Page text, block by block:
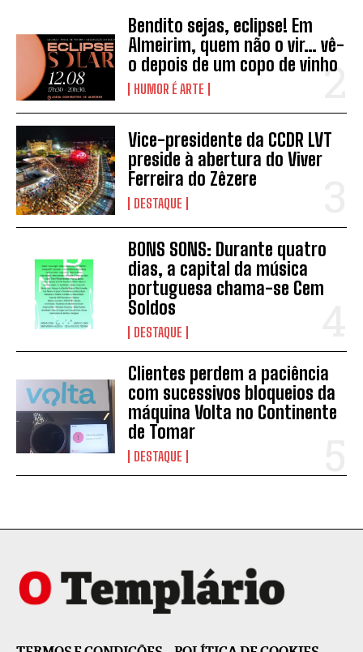
Bendito sejas, eclipse! Em
Almeirim, quem não o vir… vê-
o depois de um copo de vinho
HUMOR É ARTE
Vice-presidente da CCDR LVT
preside à abertura do Viver
Ferreira do Zêzere
DESTAQUE
BONS SONS: Durante quatro
dias, a capital da música
portuguesa chama-se Cem
Soldos
DESTAQUE
Clientes perdem a paciência
com sucessivos bloqueios da
máquina Volta no Continente
de Tomar
DESTAQUE